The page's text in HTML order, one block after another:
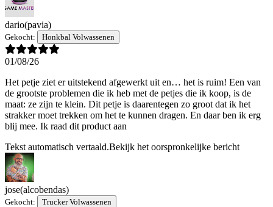
dario(pavia)
Gekocht: Honkbal Volwassenen
01/08/26
Het petje ziet er uitstekend afgewerkt uit en… het is ruim! Een van
de grootste problemen die ik heb met de petjes die ik koop, is de
maat: ze zijn te klein. Dit petje is daarentegen zo groot dat ik het
strakker moet trekken om het te kunnen dragen. En daar ben ik erg
blij mee. Ik raad dit product aan
Tekst automatisch vertaald.Bekijk het oorspronkelijke bericht
jose(alcobendas)
Gekocht: Trucker Volwassenen